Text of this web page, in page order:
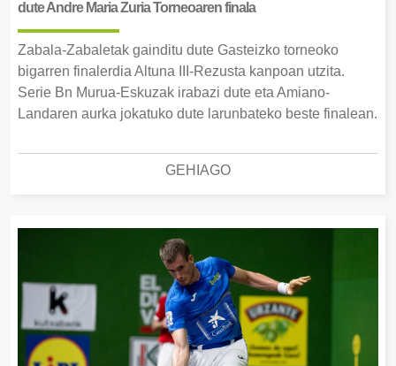
dute Andre Maria Zuria Torneoaren finala
Zabala-Zabaletak gainditu dute Gasteizko torneoko
bigarren finalerdia Altuna III-Rezusta kanpoan utzita.
Serie Bn Murua-Eskuzak irabazi dute eta Amiano-
Landaren aurka jokatuko dute larunbateko beste finalean.
GEHIAGO